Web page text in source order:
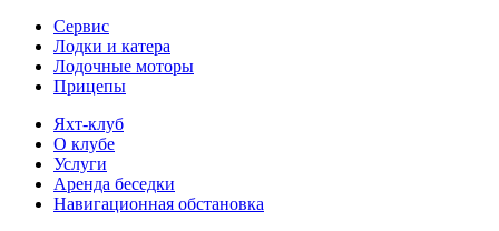
Сервис
Лодки и катера
Лодочные моторы
Прицепы
Яхт-клуб
О клубе
Услуги
Аренда беседки
Навигационная обстановка